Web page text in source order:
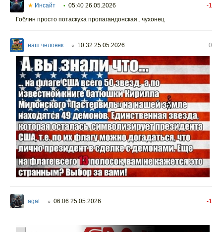
★ Инсайт • 05:40 26.05.2026
-1
Гоблин просто потаскуха пропагандонская.. чухонец
наш человек ○ 10:32 25.05.2026 0
agat ○ 06:06 25.05.2026 -1